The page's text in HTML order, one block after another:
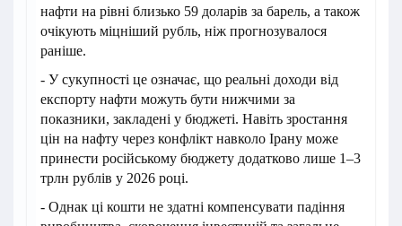
нафти на рівні близько 59 доларів за барель, а також
очікують міцніший рубль, ніж прогнозувалося
раніше.
- У сукупності це означає, що реальні доходи від
експорту нафти можуть бути нижчими за
показники, закладені у бюджеті. Навіть зростання
цін на нафту через конфлікт навколо Ірану може
принести російському бюджету додатково лише 1–3
трлн рублів у 2026 році.
- Однак ці кошти не здатні компенсувати падіння